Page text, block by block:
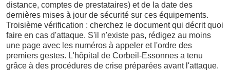
distance, comptes de prestataires) et de la date des
dernières mises à jour de sécurité sur ces équipements.
Troisième vérification : cherchez le document qui décrit quoi
faire en cas d'attaque. S'il n'existe pas, rédigez au moins
une page avec les numéros à appeler et l'ordre des
premiers gestes. L'hôpital de Corbeil-Essonnes a tenu
grâce à des procédures de crise préparées avant l'attaque.